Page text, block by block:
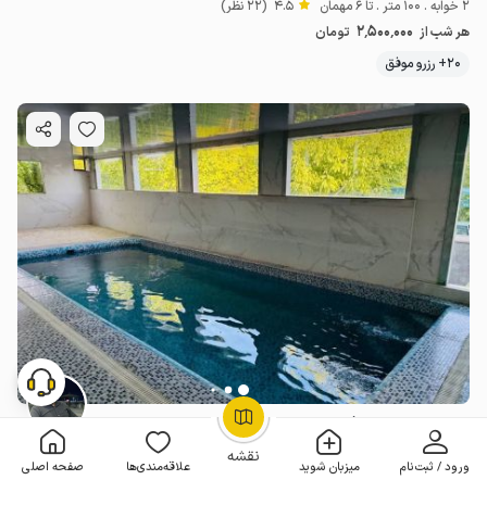
نقشه ورود / ثبت‌نام میزبان شوید علاقه‌مندی‌ها صفحه اصلی
OpenStreetMap
2 خوابه . 100 متر . تا 6 مهمان 4.5 (22 نظر)
هر شب از 2٬500٬000 تومان
20+ رزرو موفق
ویلا استخردار در باغ بهادران
(10 نظر)
هر شب از
5٬000٬000
تومان